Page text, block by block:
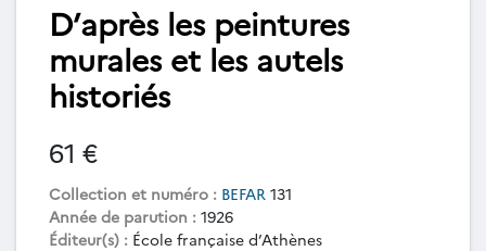
D’après les peintures
murales et les autels
historiés
61 €
Collection et numéro : BEFAR 131
Année de parution : 1926
Éditeur(s) : École française d’Athènes